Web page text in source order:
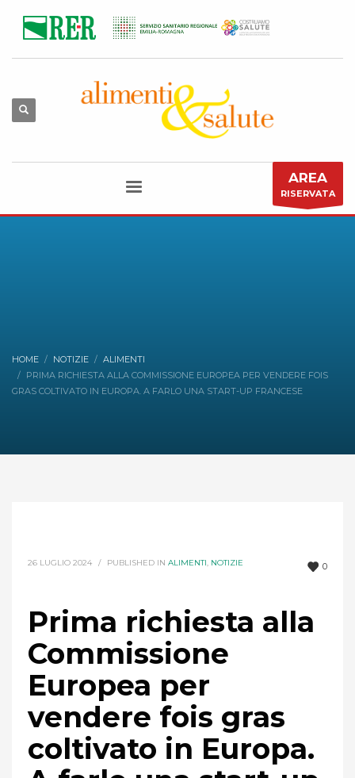
AREA
RISERVATA
HOME NOTIZIE
ALIMENTI
PRIMA RICHIESTA ALLA COMMISSIONE EUROPEA PER VENDERE FOIS
GRAS COLTIVATO IN EUROPA. A FARLO UNA START-UP FRANCESE
0
26 LUGLIO 2024 / PUBLISHED IN ALIMENTI, NOTIZIE
Prima richiesta alla
Commissione
Europea per
vendere fois gras
coltivato in Europa.